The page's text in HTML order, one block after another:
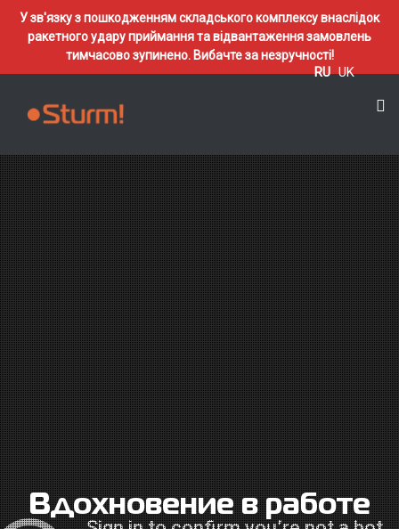
У зв'язку з пошкодженням складського комплексу внаслідок
ракетного удару приймання та відвантаження замовлень
тимчасово зупинено. Вибачте за незручності!
Вдохновение в работе
RU UK